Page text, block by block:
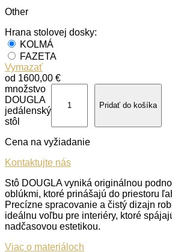
Other
Hrana stolovej dosky:
KOLMÁ
FAZETA
Vymazať
od 1600,00 €
množstvo
DOUGLA
jedálenský
stôl
Pridať do košíka
Cena na vyžiadanie
Kontaktujte nás
Stô DOUGLA vyniká originálnou
oblúkmi, ktoré prinášajú do priestoru
Precízne spracovanie a čistý dizajn
ideálnu voľbu pre interiéry, ktoré
nadčasovou estetikou.
Viac o materiáloch